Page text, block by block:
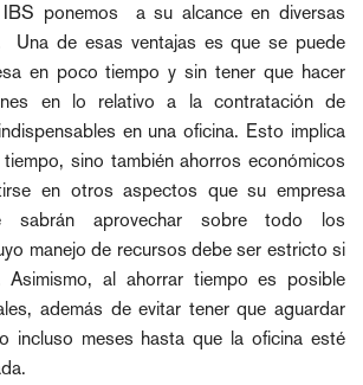
ponemos a su alcance en diversas
Una de esas ventajas es que se puede
en poco tiempo y sin tener que hacer
en lo relativo a la contratación de
en una oficina. Esto implica
sino también ahorros económicos
en otros aspectos que su empresa
sabrán aprovechar sobre todo los
manejo de recursos debe ser estricto si
Asimismo, al ahorrar tiempo es posible
además de evitar tener que aguardar
incluso meses hasta que la oficina esté